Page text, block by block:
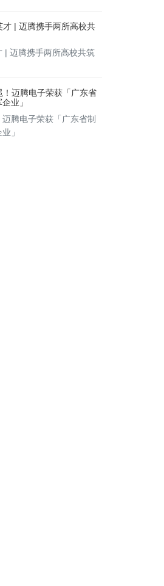
才 | 迈腾携手两所高校共
| 迈腾携手两所高校共筑
！迈腾电子荣获「广东省
业」
腾电子荣获「广东省制
」